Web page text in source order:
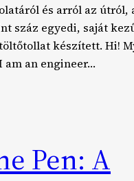
és arról az útról,
száz egyedi, saját
készített. Hi!
am an engineer…
Pen: A